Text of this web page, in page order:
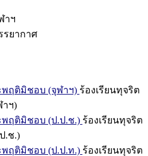
าฯ
รยากาศ
พฤติมิชอบ (จุฬาฯ) ร้องเรียนทุจริต
ฯ)
พฤติมิชอบ (ป.ป.ช.) ร้องเรียนทุจริต
.ช.)
พฤติมิชอบ (ป.ป.ท.) ร้องเรียนทุจริต